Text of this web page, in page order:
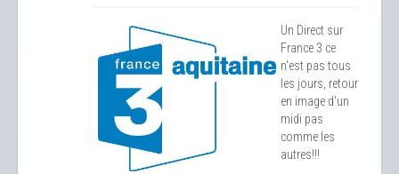
Un Direct sur
France 3 ce
n'est pas tous
les jours, retour
en image d'un
midi pas
comme les
autres!!!